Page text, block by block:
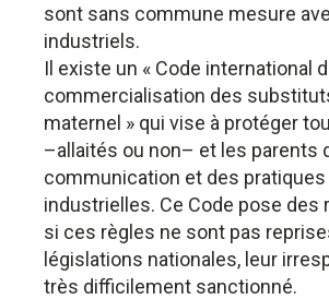
sont sans commune mesure
industriels.
Il existe un « Code international
commercialisation des
maternel » qui vise à protéger
–allaités ou non– et les parents
communication et des
industrielles. Ce Code pose des
si ces règles ne sont pas
législations nationales, leur
très difficilement sanctionné.